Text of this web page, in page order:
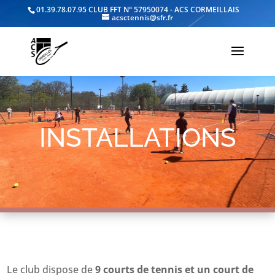
01.39.78.07.95CLUB FFT N° 57950074 - ACS CORMEILLAIS
acsctennis@sfr.fr
INSTALLATIONS
Le club dispose de9 courts de tennis et un court de